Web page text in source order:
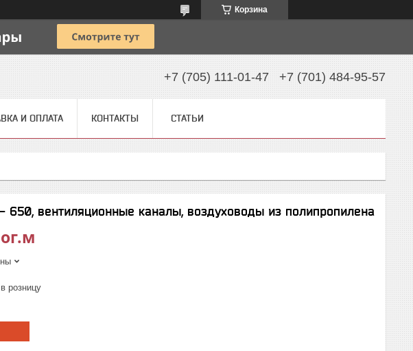
Корзина
+7 (705) 111-01-47 +7 (701) 484-95-57
И ОПЛАТА КОНТАКТЫ СТАТЬИ
650, вентиляционные каналы, воздуховоды из полипропилена
розницу